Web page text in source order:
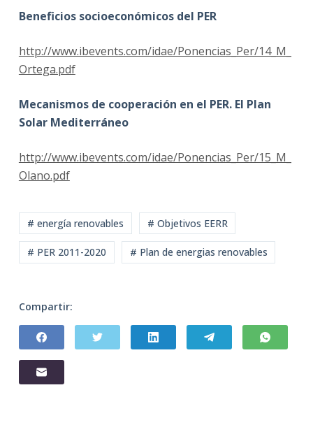
Beneficios socioeconómicos del PER
http://www.ibevents.com/idae/Ponencias_Per/14_M_
Ortega.pdf
Mecanismos de cooperación en el PER. El Plan
Solar Mediterráneo
http://www.ibevents.com/idae/Ponencias_Per/15_M_
Olano.pdf
# energía renovables # Objetivos EERR
# PER 2011-2020 # Plan de energias renovables
Compartir: